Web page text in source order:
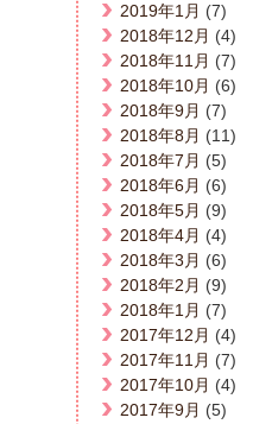
2019年1月 (7)
2018年12月 (4)
2018年11月 (7)
2018年10月 (6)
2018年9月 (7)
2018年8月 (11)
2018年7月 (5)
2018年6月 (6)
2018年5月 (9)
2018年4月 (4)
2018年3月 (6)
2018年2月 (9)
2018年1月 (7)
2017年12月 (4)
2017年11月 (7)
2017年10月 (4)
2017年9月 (5)